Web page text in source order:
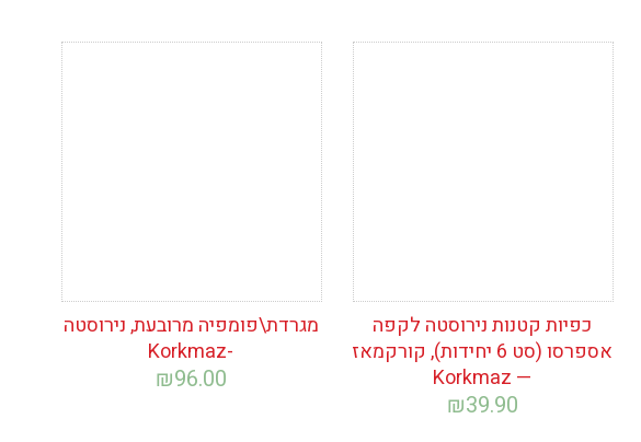
כפיות קטנות נירוסטה לקפה
אספרסו (סט 6 יחידות), קורקמאז
— Korkmaz
₪39.90
מגרדת\פומפיה מרובעת, נירוסטה
-Korkmaz
₪96.00